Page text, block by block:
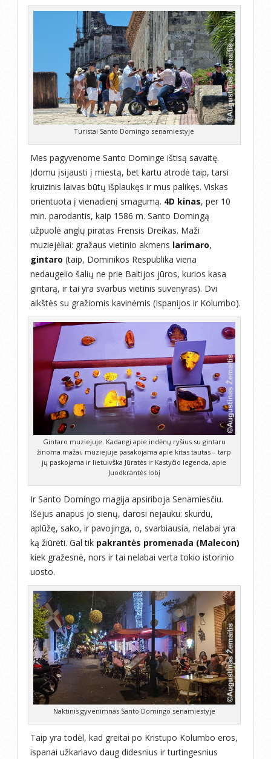
Turistai Santo Domingo senamiestyje
Mes pagyvenome Santo Dominge ištisą savaitę.
Įdomu įsijausti į miestą, bet kartu atrodė taip, tarsi
kruizinis laivas būtų išplaukęs ir mus palikęs. Viskas
orientuota į vienadienį smagumą. 4D kinas, per 10
min. parodantis, kaip 1586 m. Santo Domingą
užpuolė anglų piratas Frensis Dreikas. Maži
muziejėliai: gražaus vietinio akmens larimaro,
gintaro (taip, Dominikos Respublika viena
nedaugelio šalių ne prie Baltijos jūros, kurios kasa
gintarą, ir tai yra svarbus vietinis suvenyras). Dvi
aikštės su gražiomis kavinėmis (Ispanijos ir Kolumbo).
Gintaro muziejuje. Kadangi apie indėnų ryšius su gintaru
žinoma mažai, muziejuje pasakojama apie kitas tautas – tarp
jų paskojama ir lietuivška Jūratės ir Kastyčio legenda, apie
Juodkrantės lobį
Ir Santo Domingo magija apsiriboja Senamiesčiu.
Išėjus anapus jo sienų, darosi nejauku: skurdu,
aplūžę, sako, ir pavojinga, o, svarbiausia, nelabai yra
ką žiūrėti. Gal tik pakrantės promenada (Malecon)
kiek gražesnė, nors ir tai nelabai verta tokio istorinio
uosto.
Naktinis gyvenimnas Santo Domingo senamiestyje
Taip yra todėl, kad greitai po Kristupo Kolumbo eros,
ispanai užkariavo daug didesnius ir turtingesnius